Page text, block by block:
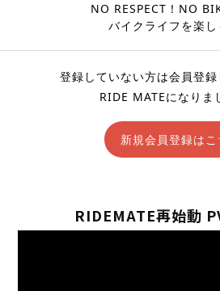
NO RESPECT！NO
バイクライフを楽し
登録していない方は会員登録
RIDE MATEになりま
新規会員登録はこ
RIDEMATE再始動